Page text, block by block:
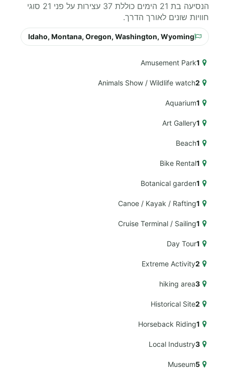
הנסיעה בת 21 הימים כוללת 37 עצירות על פני 21 סוגי
חוויות שונים לאורך הדרך.
Idaho, Montana, Oregon, Washington, Wyoming
1
Amusement Park
2
Animals Show / Wildlife watch
1
Aquarium
1
Art Gallery
1
Beach
1
Bike Rental
1
Botanical garden
1
Canoe / Kayak / Rafting
1
Cruise Terminal / Sailing
1
Day Tour
2
Extreme Activity
3
hiking area
2
Historical Site
1
Horseback Riding
3
Local Industry
5
Museum